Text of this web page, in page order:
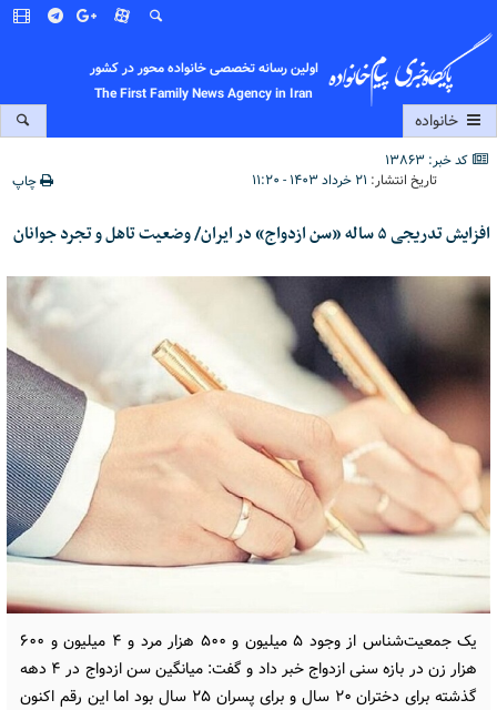
اولین رسانه تخصصی خانواده محور در کشور
The First Family News Agency in Iran
خانواده
کد خبر: 13863
تاریخ انتشار: ۲۱ خرداد ۱۴۰۳ - ۱۱:۲۰ چاپ
افزایش تدریجی ۵ ساله «سن ازدواج» در ایران/ وضعیت تاهل و تجرد جوانان
یک جمعیت‌شناس از وجود ۵ میلیون و ۵۰۰ هزار مرد و ۴ میلیون و ۶۰۰
هزار زن در بازه سنی ازدواج خبر داد و گفت: میانگین سن ازدواج در ۴ دهه
گذشته برای دختران ۲۰ سال و برای پسران ۲۵ سال بود اما این رقم اکنون